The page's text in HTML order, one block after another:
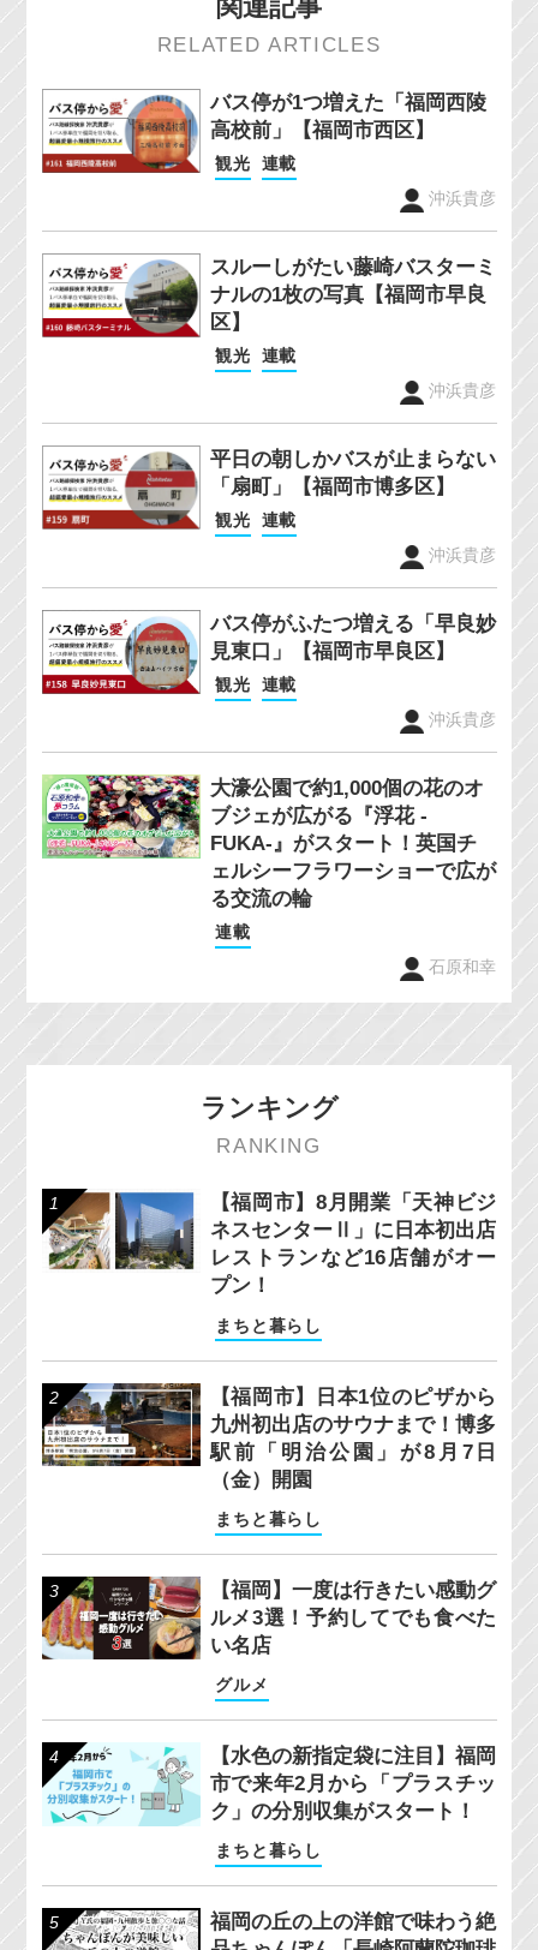
関連記事
RELATED ARTICLES
バス停が1つ増えた「福岡西陵
高校前」【福岡市西区】
観光
連載
沖浜貴彦
スルーしがたい藤崎バスターミ
ナルの1枚の写真【福岡市早良
区】
観光
連載
沖浜貴彦
平日の朝しかバスが止まらない
「扇町」【福岡市博多区】
観光
連載
沖浜貴彦
バス停がふたつ増える「早良妙
見東口」【福岡市早良区】
観光
連載
沖浜貴彦
大濠公園で約1,000個の花のオ
ブジェが広がる『浮花 -
FUKA-』がスタート！英国チ
ェルシーフラワーショーで広が
る交流の輪
連載
石原和幸
ランキング
RANKING
【福岡市】8月開業「天神ビジ
ネスセンターⅡ」に日本初出店
レストランなど16店舗がオー
プン！
まちと暮らし
【福岡市】日本1位のピザから
九州初出店のサウナまで！博多
駅前「明治公園」が8月7日
（金）開園
まちと暮らし
【福岡】一度は行きたい感動グ
ルメ3選！予約してでも食べた
い名店
グルメ
【水色の新指定袋に注目】福岡
市で来年2月から「プラスチッ
ク」の分別収集がスタート！
まちと暮らし
福岡の丘の上の洋館で味わう絶